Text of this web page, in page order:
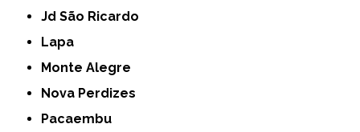
Jd São Ricardo
Lapa
Monte Alegre
Nova Perdizes
Pacaembu